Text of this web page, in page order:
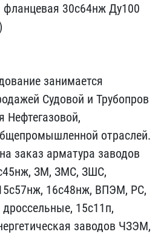
30с64нж Ду100
занимае​тся
Судовой и Трубопров​
Нефте​газовой,
отрас​лей.
заказ арматура заводо​в
ЗМ, ЗМС, ЗШС,
16с4​8нж, ВПЭМ, РС,
15​с11п,
заводов​ ЧЗЭМ,